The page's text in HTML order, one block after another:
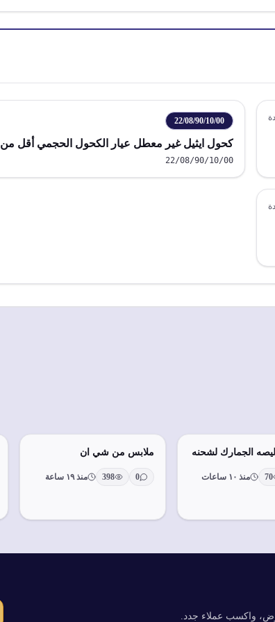
22/08/90/10/00
كحول ايثيل غير معطل عيار الكحول الحجمي أقل من 80%
22/08/90/10/00
الجمارك لشحنه
70 منذ ١٠ ساعات
ملابس من شي ان
0
398 منذ ١٩ ساعة
واكسب عملاء جدد.